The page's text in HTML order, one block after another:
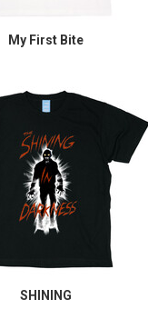
My First Bite
SHINING